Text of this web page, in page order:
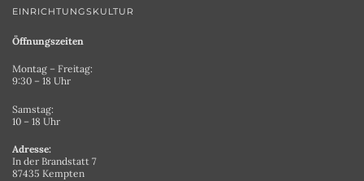
EINRICHTUNGSKULTUR
Öffnungszeiten
Montag – Freitag:
9:30 – 18 Uhr
Samstag:
10 – 18 Uhr
Adresse:
In der Brandstatt 7
87435 Kempten